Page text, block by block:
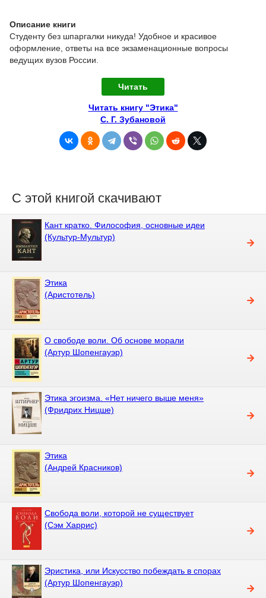
Описание книги
Студенту без шпаргалки никуда! Удобное и красивое
оформление, ответы на все экзаменационные вопросы
ведущих вузов России.
Читать
Читать книгу "Этика"
С. Г. Зубановой
С этой книгой скачивают
Кант кратко. Философия, основные идеи
(Культур-Мультур)
Этика
(Аристотель)
О свободе воли. Об основе морали
(Артур Шопенгауэр)
Этика эгоизма. «Нет ничего выше меня»
(Фридрих Ницше)
Этика
(Андрей Красников)
Свобода воли, которой не существует
(Сэм Харрис)
Эристика, или Искусство побеждать в спорах
(Артур Шопенгауэр)